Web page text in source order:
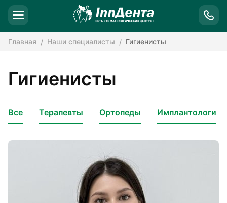
Главная Наши специалисты Гигиенисты
Гигиенисты
Все Терапевты Ортопеды Имплантологи